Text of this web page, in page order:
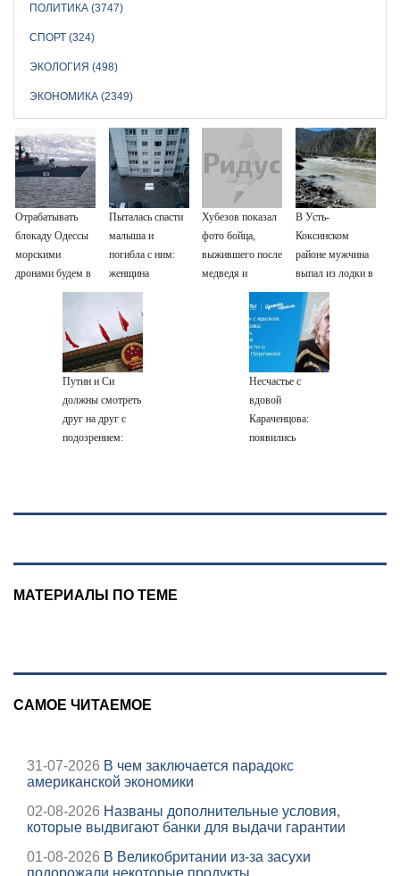
ПОЛИТИКА (3747)
СПОРТ (324)
ЭКОЛОГИЯ (498)
ЭКОНОМИКА (2349)
Отрабатывать
блокаду Одессы
морскими
дронами будем в
Заполярье? А еще
адмиралы не
пробовали?
Пыталась спасти
малыша и
погибла с ним:
женщина
разбилась
насмерть на
глазах у детей
06/08/2026 –
Новости
Хубезов показал
фото бойца,
выжившего после
медведя и
В Усть-
Коксинском
районе мужчина
выпал из лодки в
Катунь и пропал
Путин и Си
должны смотреть
друг на друг с
подозрением:
дипломатам
Несчастье с
вдовой
Караченцова:
появились
Поргиной
МАТЕРИАЛЫ ПО ТЕМЕ
САМОЕ ЧИТАЕМОЕ
31-07-2026 В чем заключается парадокс
американской экономики
02-08-2026 Названы дополнительные условия,
которые выдвигают банки для выдачи гарантии
01-08-2026 В Великобритании из-за засухи
подорожали некоторые продукты